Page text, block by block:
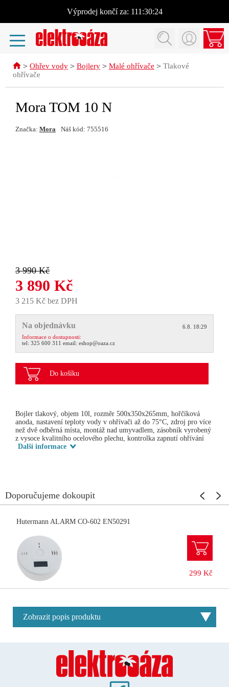
Výprodej končí za: 111:30:24
> Ohřev vody > Bojlery > Malé ohřívače > Tlakové
ohřívače
Mora TOM 10 N
Značka: Mora Náš kód: 755516
3 990 Kč
3 890 Kč
3 215 Kč bez DPH
Na objednávku
6.8. 18:29
Informace o dostupnosti:
tel: 325 600 311 email: eshop@oaza.cz
Do košíku
Bojler tlakový, objem 10l, rozměr 500x350x265mm, hořčíková
anoda, nastavení teploty vody v ohřívači až do 75°C, zdroj pro více
než dvě odběrná místa, montáž nad umyvadlem, zásobník vyrobený
z vysoce kvalitního ocelového plechu, kontrolka zapnutí ohřívání
Další informace
Doporučujeme dokoupit
Hutermann ALARM CO-602 EN50291
299 Kč
Zobrazit popis produktu